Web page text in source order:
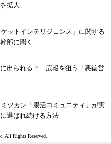
拡大
ットインテリジェンス」に関する
部に聞く
出られる？ 広報を狙う「悪徳営
ツカン「腸活コミュニティ」が実
選ばれ続ける方法
All Rights Reserved.